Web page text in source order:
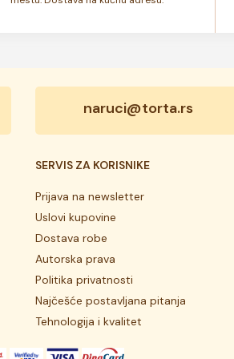
naruci@torta.rs
SERVIS ZA KORISNIKE
Prijava na newsletter
Uslovi kupovine
Dostava robe
Autorska prava
Politika privatnosti
Najčešće postavljana pitanja
Tehnologija i kvalitet